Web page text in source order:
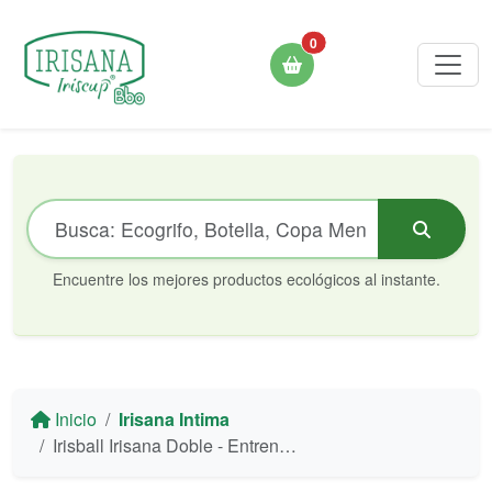
0
Encuentre los mejores productos ecológicos al instante.
Inicio
Irisana Intima
Irisball Irisana Doble - Entrenamiento de Suelo Pélvico